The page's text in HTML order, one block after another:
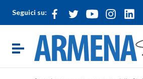
Vai al menu di navigazione
Vai al footer
Seguici su:
Attiva / disattiva la navigazione